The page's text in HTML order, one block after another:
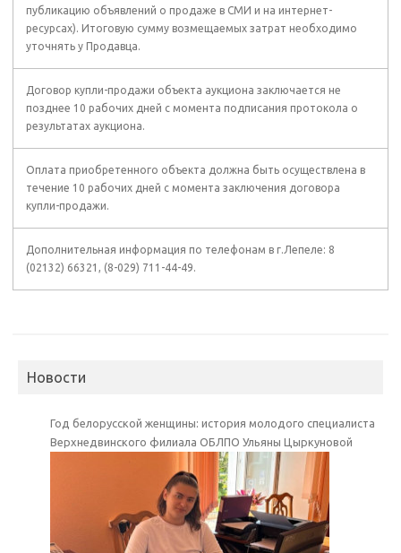
публикацию объявлений о продаже в СМИ и на интернет-
ресурсах). Итоговую сумму возмещаемых затрат необходимо
уточнять у Продавца.
Договор купли-продажи объекта аукциона заключается не
позднее 10 рабочих дней с момента подписания протокола о
результатах аукциона.
Оплата приобретенного объекта должна быть осуществлена в
течение 10 рабочих дней с момента заключения договора
купли-продажи.
Дополнительная информация по телефонам в г.Лепеле: 8
(02132) 66321, (8-029) 711-44-49.
Новости
Год белорусской женщины: история молодого специалиста
Верхнедвинского филиала ОБЛПО Ульяны Цыркуновой